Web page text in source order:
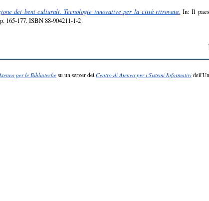
dei beni culturali. Tecnologie innovative per la città ritrovata. In: Il
177. ISBN 88-904211-1-2
per le Bibliotechesu un server del Centro di Ateneo per i Sistemi Informativi